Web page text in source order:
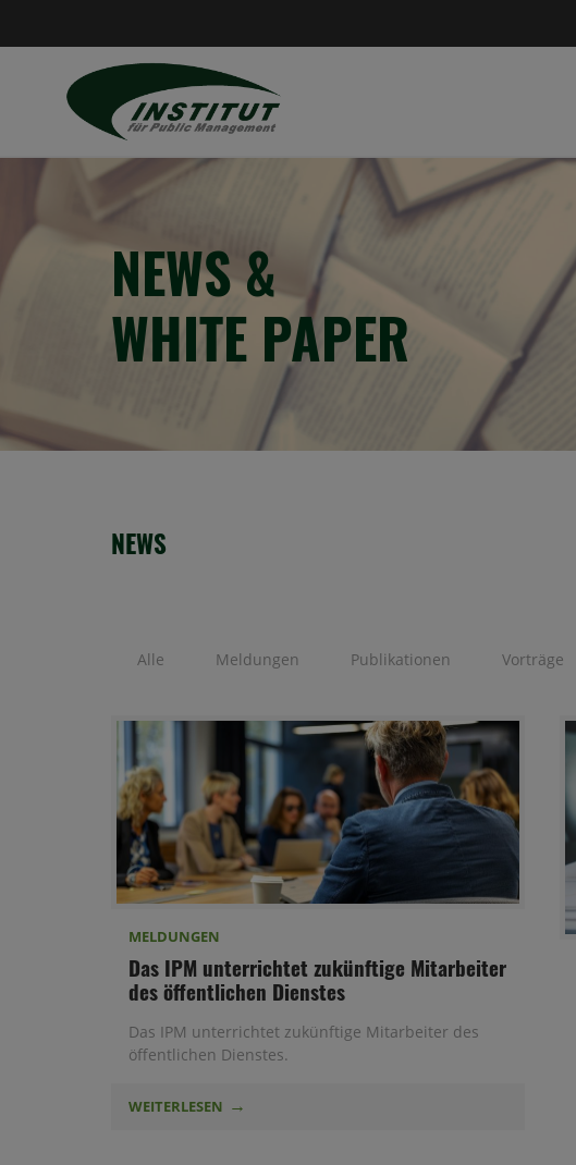
NEWS &
WHITE PAPER
NEWS
Alle Meldungen Publikationen Vorträge
MELDUNGEN
Das IPM unterrichtet zukünftige Mitarbeiter
des öffentlichen Dienstes
Das IPM unterrichtet zukünftige Mitarbeiter des
öffentlichen Dienstes.
WEITERLESEN